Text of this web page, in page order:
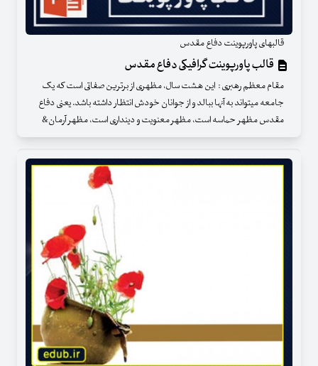
قالبهای پاورپوینت دفاع مقدس
قالب پاورپوینت گرافیکی دفاع مقدس
مقام معظم رهبری : این هشت سال، مظهری از برترین صفاتی است که یک
جامعه میتواند به آنها ببالد و از جوانان خودش انتظار داشته باشد. یعنی دفاع
مقدس مظهر حماسه است، مظهر معنویت و دینداری است، مظهر آرمان‌‌‌‌‌‌‌‌&